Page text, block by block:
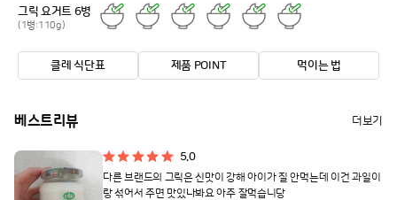
그릭 요거트 6병
(1병:110g)
클레 식단표 제품 POINT 먹이는 법
베스트리뷰 더보기
5.0
다른 브랜드의 그릭은 신맛이 강해 아이가 질 안먹는데 이건 과일이
랑 섞어서 주면 맛있나봐요 아주 잘먹습니당